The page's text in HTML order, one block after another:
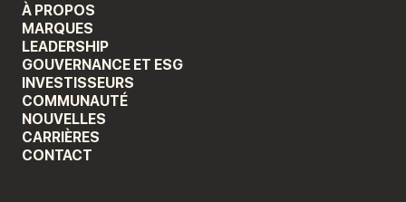
À PROPOS
MARQUES
LEADERSHIP
GOUVERNANCE ET ESG
INVESTISSEURS
COMMUNAUTÉ
NOUVELLES
CARRIÈRES
CONTACT